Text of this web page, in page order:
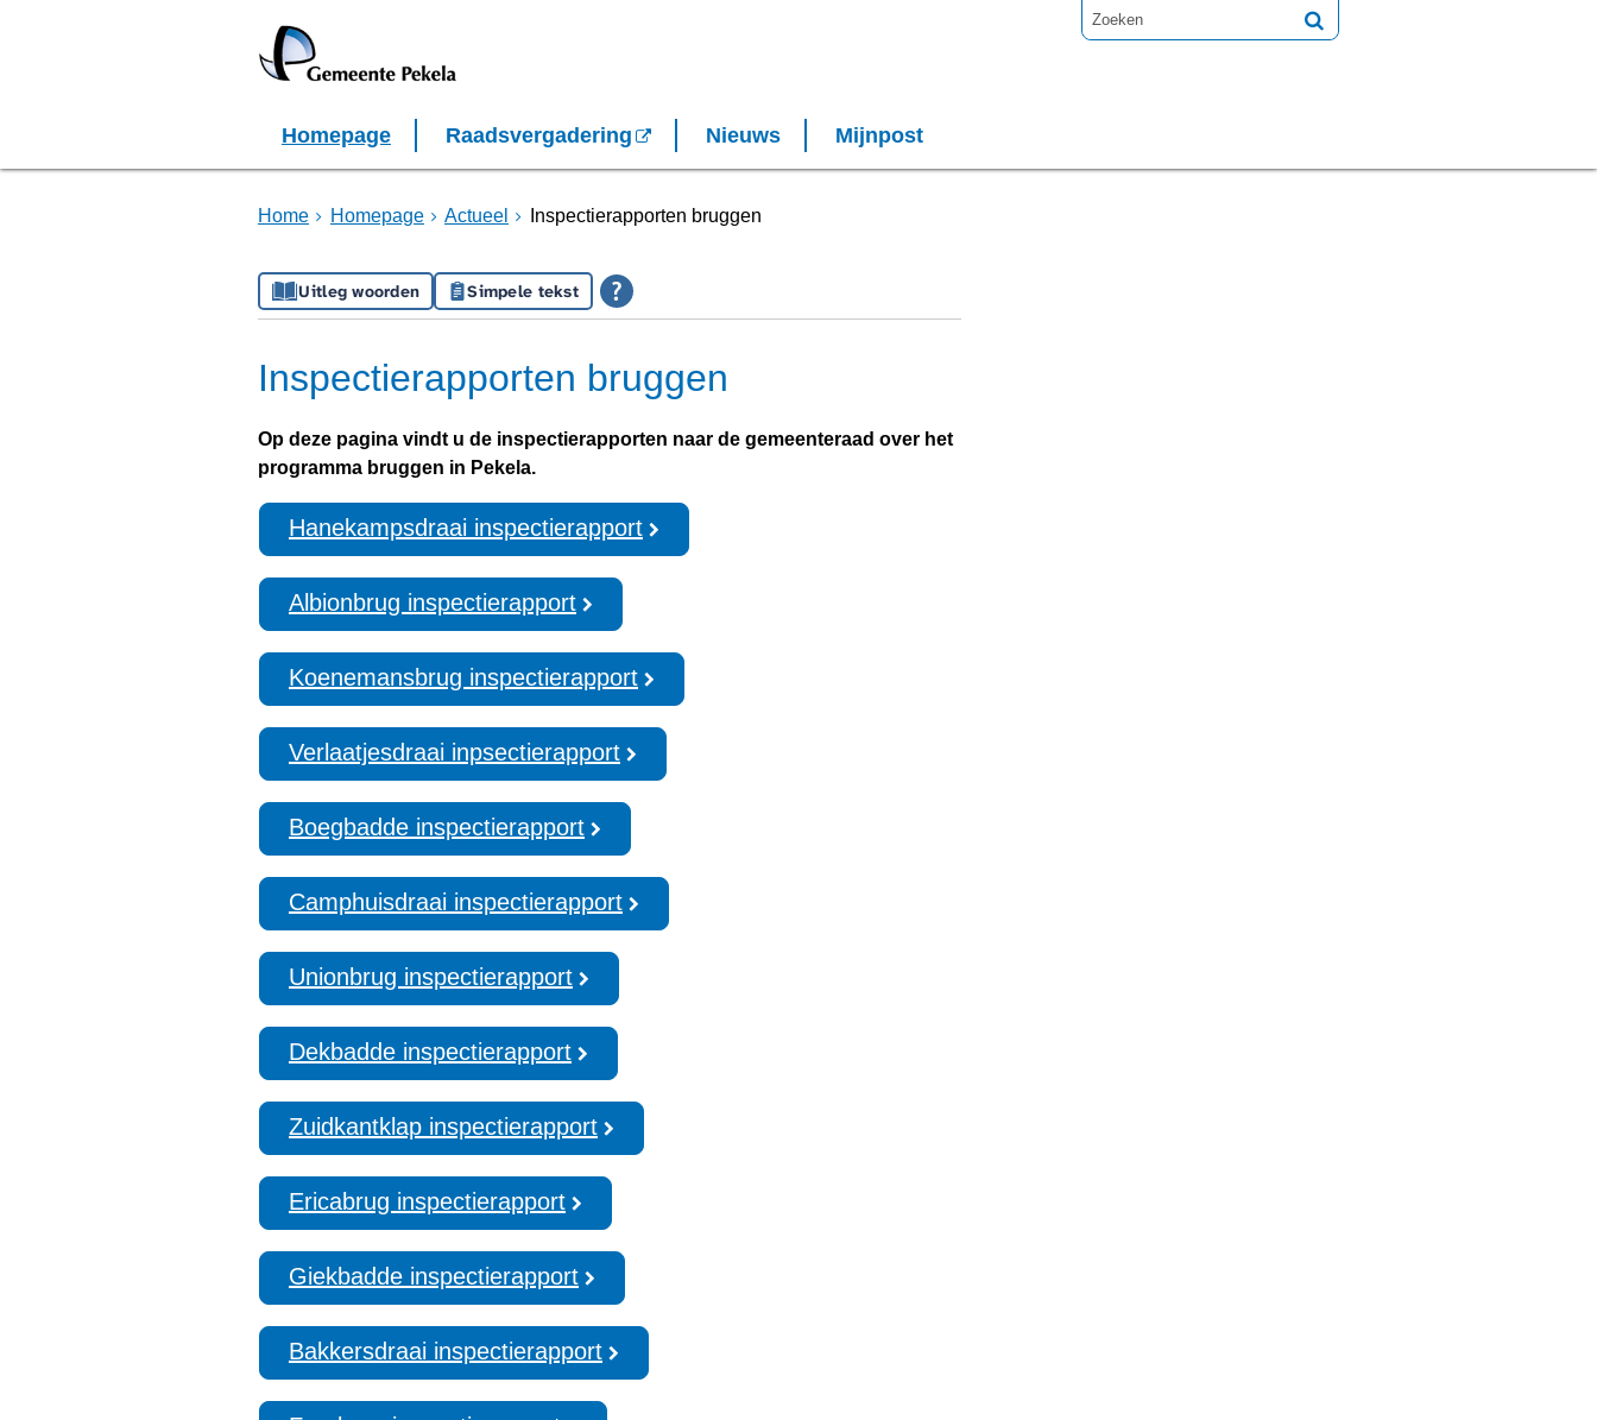
Homepage Raadsvergadering Nieuws Mijnpost
Home Homepage Actueel Inspectierapporten bruggen
Uitleg woorden Simpele tekst
Inspectierapporten bruggen
Op deze pagina vindt u de inspectierapporten naar de gemeenteraad over het
programma bruggen in Pekela.
Hanekampsdraai inspectierapport
Albionbrug inspectierapport
Koenemansbrug inspectierapport
Verlaatjesdraai inpsectierapport
Boegbadde inspectierapport
Camphuisdraai inspectierapport
Unionbrug inspectierapport
Dekbadde inspectierapport
Zuidkantklap inspectierapport
Ericabrug inspectierapport
Giekbadde inspectierapport
Bakkersdraai inspectierapport